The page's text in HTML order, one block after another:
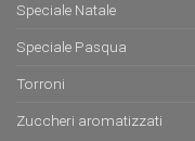
Speciale Natale
Speciale Pasqua
Torroni
Zuccheri aromatizzati